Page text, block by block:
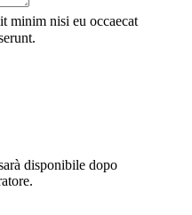
minim nisi eu occaecat
disponibile dopo